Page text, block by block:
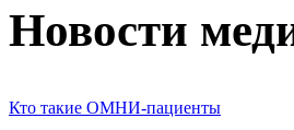
Новости
Кто такие ОМНИ-пациенты